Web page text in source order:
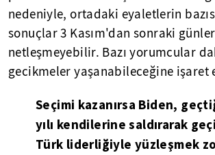
nedeniyle, ortadaki eyaletlerin
sonuçlar 3 Kasım'dan sonraki
netleşmeyebilir. Bazı yorumcular
gecikmeler yaşanabileceğine işaret
Seçimi kazanırsa Biden,
yılı kendilerine saldırarak
Türk liderliğiyle yüzleşmek